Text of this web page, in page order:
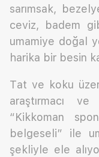
sarımsak,
ceviz, badem
umamiye doğal
harika bir besin
Tat ve koku
araştırmacı
“Kikkoman
belgeseli” ile
şekliyle ele